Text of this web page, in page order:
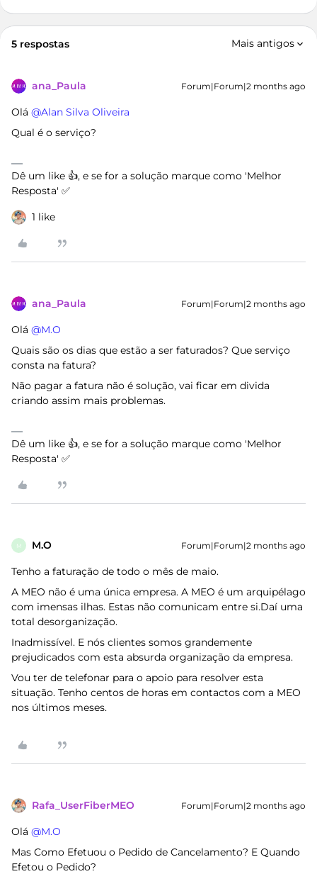
5 respostas Mais antigos
ana_Paula Forum|Forum|2 months ago
Olá ​ @Alan Silva Oliveira
Qual é o serviço?
Dê um like 👍, e se for a solução marque como 'Melhor
Resposta' ✅
1 like
ana_Paula Forum|Forum|2 months ago
Olá ​ @M.O
Quais são os dias que estão a ser faturados? Que serviço
consta na fatura?
Não pagar a fatura não é solução, vai ficar em divida
criando assim mais problemas.
Dê um like 👍, e se for a solução marque como 'Melhor
Resposta' ✅
M M.O Forum|Forum|2 months ago
Tenho a faturação de todo o mês de maio.
A MEO não é uma única empresa. A MEO é um arquipélago
com imensas ilhas. Estas não comunicam entre si.Daí uma
total desorganização.
Inadmissível. E nós clientes somos grandemente
prejudicados com esta absurda organização da empresa.
Vou ter de telefonar para o apoio para resolver esta
situação. Tenho centos de horas em contactos com a MEO
nos últimos meses.
Rafa_UserFiberMEO Forum|Forum|2 months ago
Olá ​ @M.O
Mas Como Efetuou o Pedido de Cancelamento? E Quando
Efetou o Pedido?